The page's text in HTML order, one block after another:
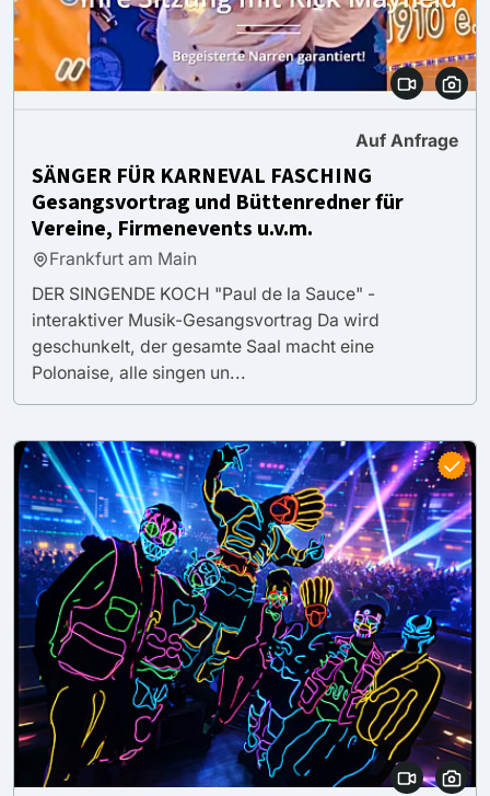
Auf Anfrage
SÄNGER FÜR KARNEVAL FASCHING
Gesangsvortrag und Büttenredner für
Vereine, Firmenevents u.v.m.
Frankfurt am Main
DER SINGENDE KOCH "Paul de la Sauce" -
interaktiver Musik-Gesangsvortrag Da wird
geschunkelt, der gesamte Saal macht eine
Polonaise, alle singen un...